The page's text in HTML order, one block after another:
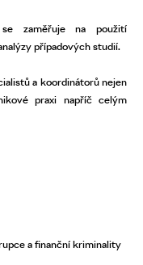
zaměřuje na použití
případových studií.
a koordinátorů nejen
praxi napříč celým
a finanční kriminality